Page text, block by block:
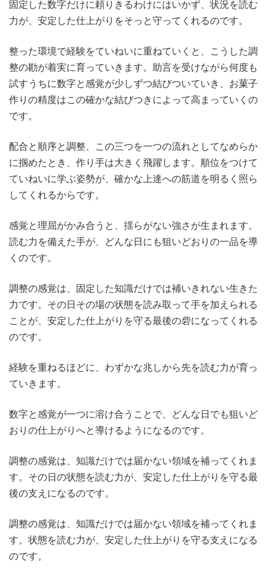
固定した数字だけに頼りきるわけにはいかず、状況を読む
力が、安定した仕上がりをそっと守ってくれるのです。
整った環境で経験をていねいに重ねていくと、こうした調
整の勘が着実に育っていきます。助言を受けながら何度も
試すうちに数字と感覚が少しずつ結びついていき、お菓子
作りの精度はこの確かな結びつきによって高まっていくの
です。
配合と順序と調整、この三つを一つの流れとしてなめらか
に掴めたとき、作り手は大きく飛躍します。順位をつけて
ていねいに学ぶ姿勢が、確かな上達への筋道を明るく照ら
してくれるからです。
感覚と理屈がかみ合うと、揺らがない強さが生まれます。
読む力を備えた手が、どんな日にも狙いどおりの一品を導
くのです。
調整の感覚は、固定した知識だけでは補いきれない生きた
力です。その日その場の状態を読み取って手を加えられる
ことが、安定した仕上がりを守る最後の砦になってくれる
のです。
経験を重ねるほどに、わずかな兆しから先を読む力が育っ
ていきます。
数字と感覚が一つに溶け合うことで、どんな日でも狙いど
おりの仕上がりへと導けるようになるのです。
調整の感覚は、知識だけでは届かない領域を補ってくれま
す。その日の状態を読む力が、安定した仕上がりを守る最
後の支えになるのです。
調整の感覚は、知識だけでは届かない領域を補ってくれま
す。状態を読む力が、安定した仕上がりを守る支えになる
のです。